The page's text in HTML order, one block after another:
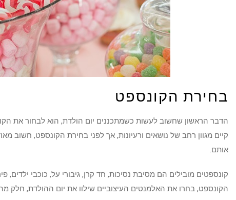
בחירת הקונספט
הדבר הראשון שחשוב לעשות כשמתכננים יום הולדת, הוא לבחור את
קיים מגוון רחב של נושאים ורעיונות, אך לפני בחירת הקונספט, חשוב
אותם.
קונספטים מובילים הם מסיבת נסיכות, חד קרן, גיבורי על, כוכבי
הקונספט, בחרו את האלמנטים העיצוביים שילוו את יום ההולדת, חלק